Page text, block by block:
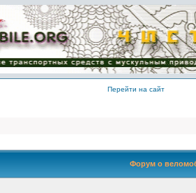
Перейти на сайт
Форум о